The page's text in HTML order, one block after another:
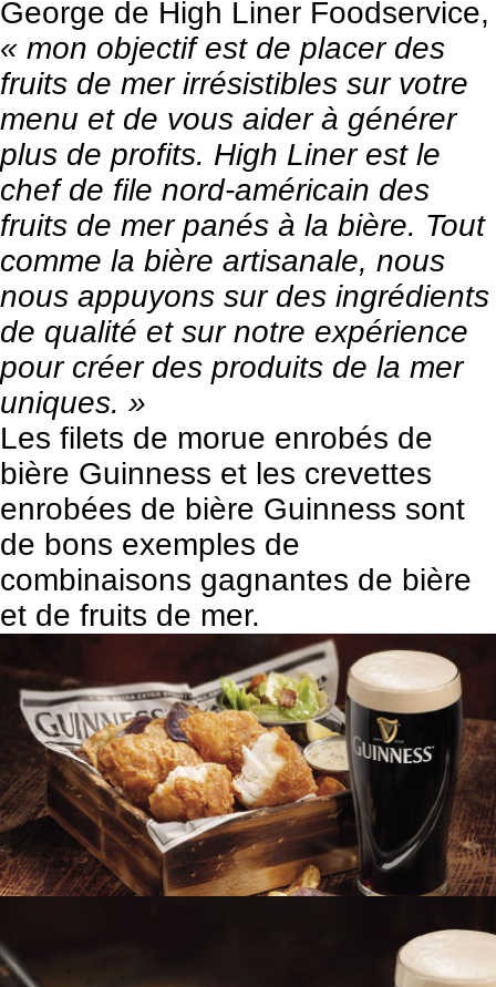
George de High Liner Foodservice,
« mon objectif est de placer des
fruits de mer irrésistibles sur votre
menu et de vous aider à générer
plus de profits. High Liner est le
chef de file nord-américain des
fruits de mer panés à la bière. Tout
comme la bière artisanale, nous
nous appuyons sur des ingrédients
de qualité et sur notre expérience
pour créer des produits de la mer
uniques. »
Les filets de morue enrobés de
bière Guinness et les crevettes
enrobées de bière Guinness sont
de bons exemples de
combinaisons gagnantes de bière
et de fruits de mer.